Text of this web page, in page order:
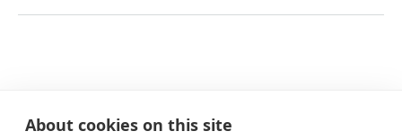
About cookies on this site